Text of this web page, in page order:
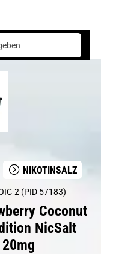
Dr. Frost Strawberry Coconut Ice Cream – Arctic Edition NicSalt Liquid 10ml / 20mg
NIKOTINSALZ
2 (PID 57183)
Coconut
NicSalt